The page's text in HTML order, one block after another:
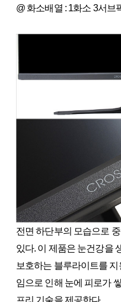
@ 화소배열 : 1화소 3서브
전면 하단부의 모습으로
있다. 이 제품은 눈건강을
보호하는 블루라이트를
임으로 인해 눈에 피로가
프리 기술을 제공한다.